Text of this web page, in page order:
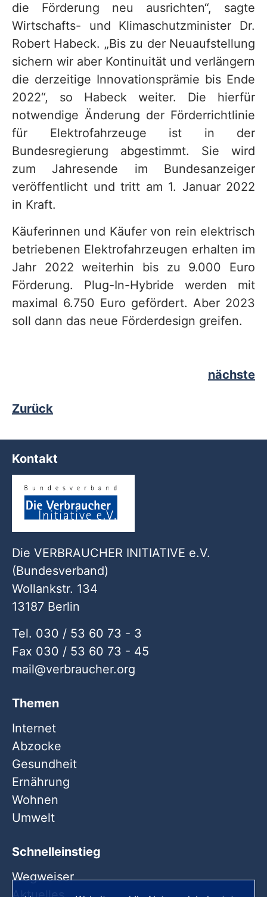
die Förderung neu ausrichten“, sagte
Wirtschafts- und Klimaschutzminister Dr.
Robert Habeck. „Bis zu der Neuaufstellung
sichern wir aber Kontinuität und verlängern
die derzeitige Innovationsprämie bis Ende
2022“, so Habeck weiter. Die hierfür
notwendige Änderung der Förderrichtlinie
für Elektrofahrzeuge ist in der
Bundesregierung abgestimmt. Sie wird
zum Jahresende im Bundesanzeiger
veröffentlicht und tritt am 1. Januar 2022
in Kraft.
Käuferinnen und Käufer von rein elektrisch
betriebenen Elektrofahrzeugen erhalten im
Jahr 2022 weiterhin bis zu 9.000 Euro
Förderung. Plug-In-Hybride werden mit
maximal 6.750 Euro gefördert. Aber 2023
soll dann das neue Förderdesign greifen.
nächste
Zurück
Kontakt
Die VERBRAUCHER INITIATIVE e.V.
(Bundesverband)
Wollankstr. 134
13187 Berlin
Tel. 030 / 53 60 73 - 3
Fax 030 / 53 60 73 - 45
mail
verbraucher org
Themen
Internet
Abzocke
Gesundheit
Ernährung
Wohnen
Umwelt
Schnelleinstieg
Wegweiser